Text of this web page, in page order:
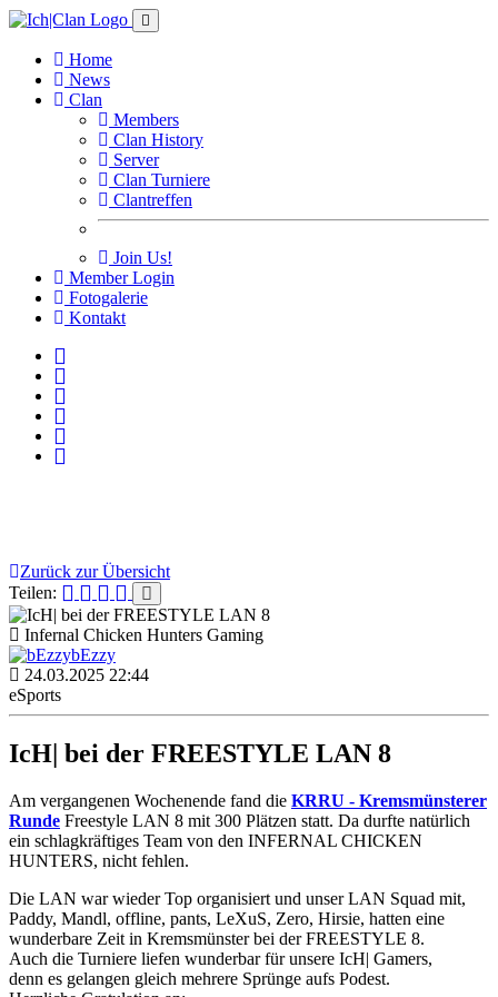
Home
News
Clan
Members
Clan History
Server
Clan Turniere
Clantreffen
Join Us!
Member Login
Fotogalerie
Kontakt
Zurück zur Übersicht
Teilen:
Infernal Chicken Hunters Gaming
bEzzy
24.03.2025 22:44
eSports
IcH| bei der FREESTYLE LAN 8
Am vergangenen Wochenende fand die KRRU - Kremsmünsterer
Runde Freestyle LAN 8 mit 300 Plätzen statt. Da durfte natürlich
ein schlagkräftiges Team von den INFERNAL CHICKEN
HUNTERS, nicht fehlen.
Die LAN war wieder Top organisiert und unser LAN Squad mit,
Paddy, Mandl, offline, pants, LeXuS, Zero, Hirsie, hatten eine
wunderbare Zeit in Kremsmünster bei der FREESTYLE 8.
Auch die Turniere liefen wunderbar für unsere IcH| Gamers,
denn es gelangen gleich mehrere Sprünge aufs Podest.